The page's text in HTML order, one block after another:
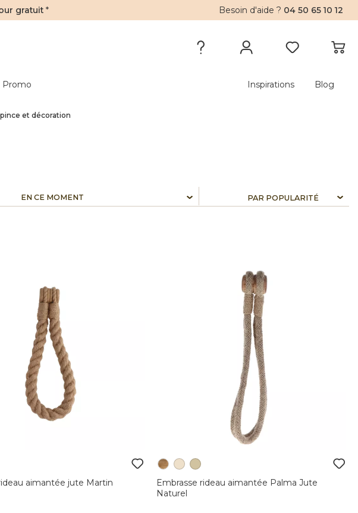
gratuit * Besoin d'aide ? 04 50 65 10 12
Promo Inspirations Blog
et décoration
EN CE MOMENT
aimantée jute Martin
Embrasse rideau aimantée Palma Jute
Naturel